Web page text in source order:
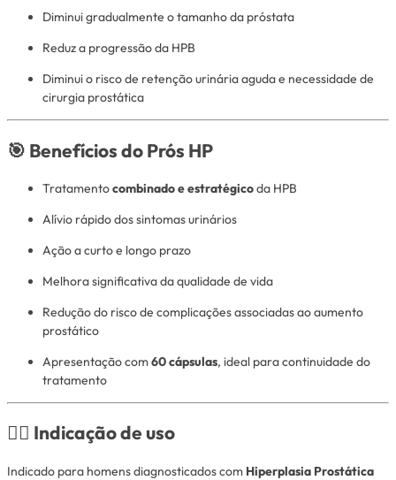
Diminui gradualmente o tamanho da próstata
Reduz a progressão da HPB
Diminui o risco de retenção urinária aguda e necessidade de
cirurgia prostática
🎯 Benefícios do Prós HP
Tratamentocombinado e estratégicoda HPB
Alívio rápido dos sintomas urinários
Ação a curto e longo prazo
Melhora significativa da qualidade de vida
Redução do risco de complicações associadas ao aumento
prostático
Apresentação com60 cápsulas, ideal para continuidade do
tratamento
👨‍⚕️ Indicação de uso
Indicado para homens diagnosticados com Hiperplasia Prostática